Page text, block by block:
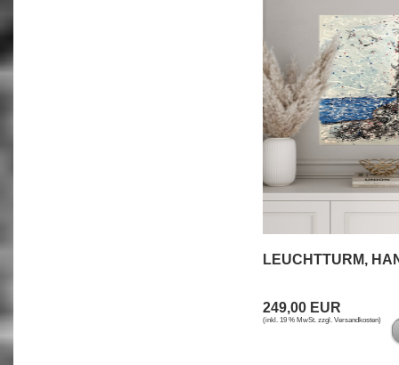
LEUCHTTURM,
249,00 EUR
(inkl. 19 % MwSt. zzgl. Versandkosten)